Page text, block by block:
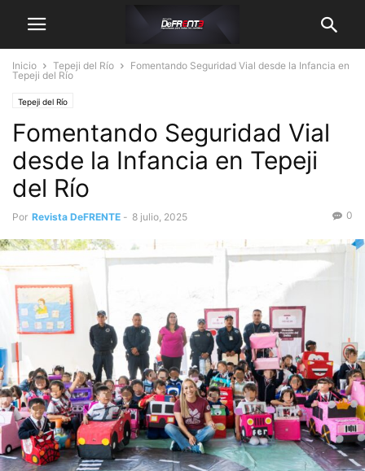
Inicio Tepeji del Río
Fomentando Seguridad Vial desde la Infancia en
Tepeji del Río
Tepeji del Río
Fomentando Seguridad Vial
desde la Infancia en Tepeji
del Río
Por Revista DeFRENTE - 8 julio, 2025 0